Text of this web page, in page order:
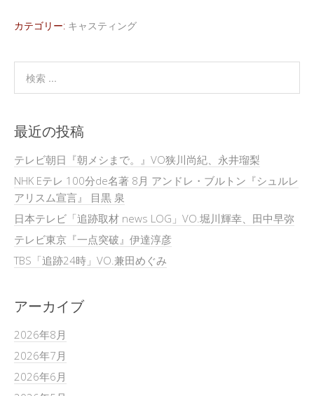
カテゴリー: キャスティング
最近の投稿
テレビ朝日『朝メシまで。』VO狭川尚紀、永井瑠梨
NHK Eテレ 100分de名著 8月 アンドレ・ブルトン『シュルレ
アリスム宣言』 目黒 泉
日本テレビ「追跡取材 news LOG」VO.堀川輝幸、田中早弥
テレビ東京『一点突破』伊達淳彦
TBS「追跡24時」VO.兼田めぐみ
アーカイブ
2026年8月
2026年7月
2026年6月